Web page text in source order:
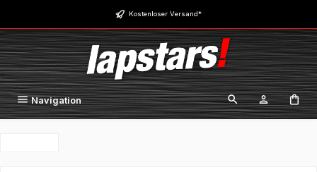
Zum Hauptinhalt springen Kostenloser Versand*
Navigation